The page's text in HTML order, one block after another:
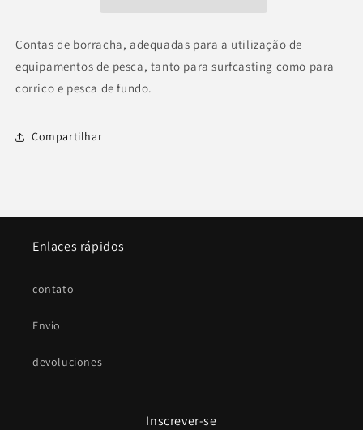
Contas de borracha, adequadas para a utilização de
equipamentos de pesca, tanto para surfcasting como para
corrico e pesca de fundo.
Compartilhar
Enlaces rápidos
contato
Envio
devoluciones
Inscrever-se